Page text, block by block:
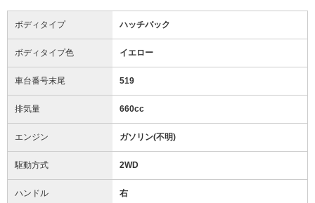
ボディタイプ ハッチバック
ボディタイプ色 イエロー
車台番号末尾 519
排気量 660cc
エンジン ガソリン(不明)
駆動方式 2WD
ハンドル 右